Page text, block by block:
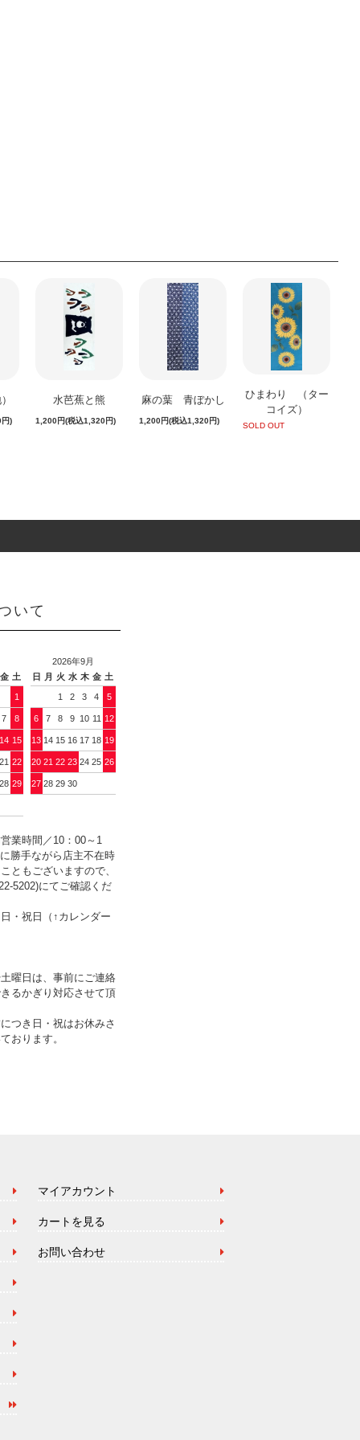
)
水芭蕉と熊
1,200円(税込1,320円)
麻の葉 青ぼかし
1,200円(税込1,320円)
ひまわり （ター
コイズ）
SOLD OUT
いて
金 土
1
7 8
14 15
21 22
28 29
2026年9月
日 月 火 水 木 金 土
1 2 3 4 5
6 7 8 9 10 11 12
13 14 15 16 17 18 19
20 21 22 23 24 25 26
27 28 29 30
業時間／10：00～1
手ながら店主不在時
ともございますので、
5202)にてご確認くだ
・祝日（↑カレンダー
曜日は、事前にご連絡
るかぎり対応させて頂
つき日・祝はお休みさ
おります。
マイアカウント
カートを見る
お問い合わせ